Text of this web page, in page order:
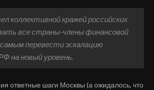
коллективной кражей российских
все страны-члены финансовой
перевести эскалацию
на новый уровень.
ответные шаги Москвы (а ожидалось, что